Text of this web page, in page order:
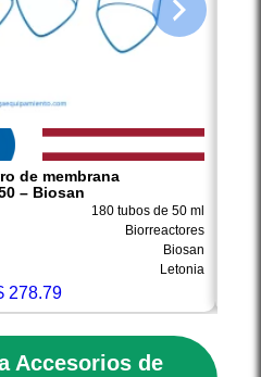
de membrana
– Biosan
180 tubos de 50 ml
Biorreactores
Biosan
Letonia
278.79
Accesorios de